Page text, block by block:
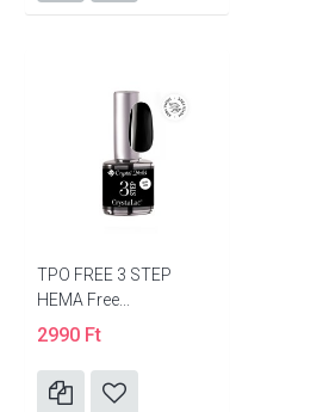
TPO FREE 3 STEP
HEMA Free...
2990 Ft